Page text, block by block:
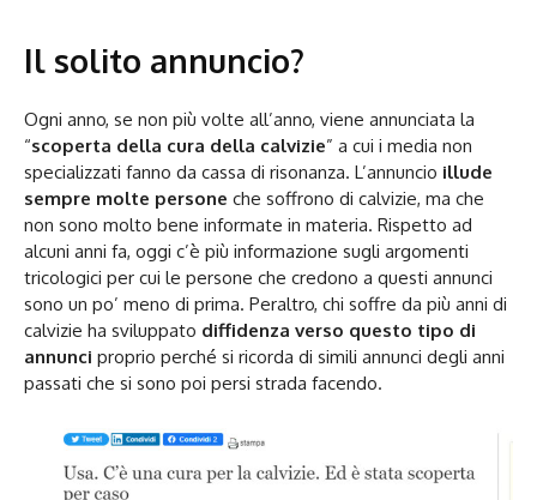
Il solito annuncio?
Ogni anno, se non più volte all’anno, viene annunciata la
“scoperta della cura della calvizie” a cui i media non
specializzati fanno da cassa di risonanza. L’annuncio illude
sempre molte persone che soffrono di calvizie, ma che
non sono molto bene informate in materia. Rispetto ad
alcuni anni fa, oggi c’è più informazione sugli argomenti
tricologici per cui le persone che credono a questi annunci
sono un po’ meno di prima. Peraltro, chi soffre da più anni di
calvizie ha sviluppato diffidenza verso questo tipo di
annunci proprio perché si ricorda di simili annunci degli anni
passati che si sono poi persi strada facendo.